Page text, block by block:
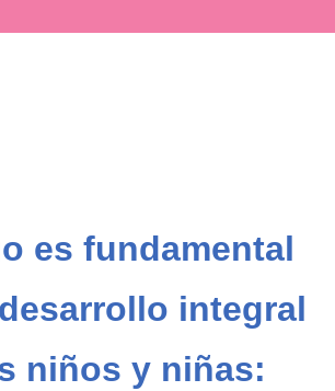
es fundamental
integral
niños y niñas: